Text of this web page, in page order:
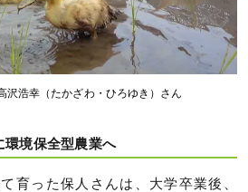
沢浩幸（たかざわ・ひろゆき）さん
環境保全型農業へ
育った保人さんは、大学卒業後、